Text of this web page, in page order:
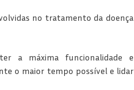
no tratamento da doença
a máxima funcionalidade e
o maior tempo possível e lidar